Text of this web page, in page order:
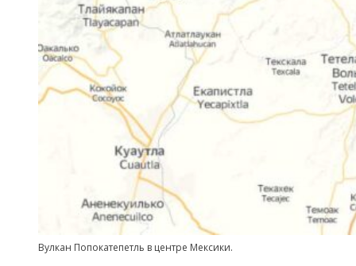
Вулкан Попокатепетль в центре Мексики.